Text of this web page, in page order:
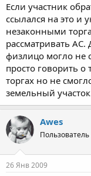
Если участник
ссылался на это и
незаконными
рассматривать
физлицо могло не
просто говорить о
торгах но не
земельный
Awes
Пользователь
26 Янв 2009